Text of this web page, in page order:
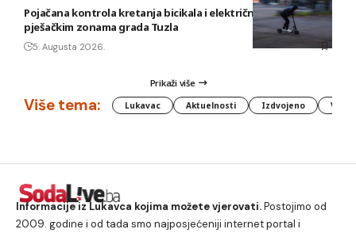
Pojačana kontrola kretanja bicikala i električnih romobila u
pješačkim zonama grada Tuzla
5. Augusta 2026.
Prikaži više
Više tema: Lukavac Aktuelnosti Izdvojeno
Informacije iz Lukavca kojima možete vjerovati.Postojimo od
2009. godine i od tada smo najposjećeniji internet portal i